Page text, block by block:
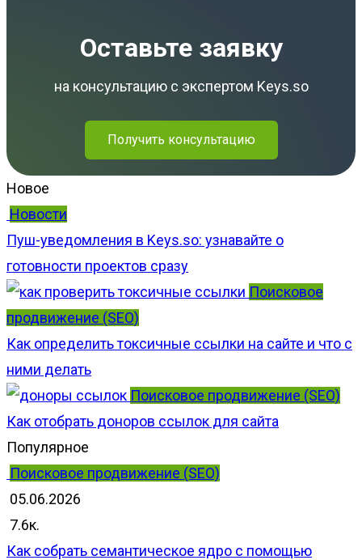
Оставьте заявку
на консультацию с экспертом Keys.so
Получить консультацию
Новое
Новости
Пуш-уведомления в Keys.so: узнавайте о
готовности проектов сразу
Поисковое
продвижение (SEO)
Как определить токсичные ссылки на сайте и что с
ними делать
Поисковое продвижение (SEO)
Как отобрать доноров ссылок для сайта
Популярное
Поисковое продвижение (SEO)
05.06.2026
7.6к.
Как собрать семантическое ядро с помощью